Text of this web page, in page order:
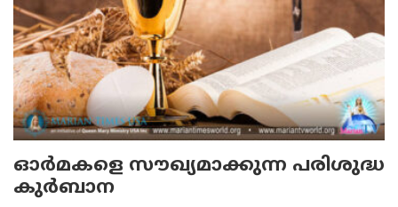
ഓര്‍മകളെ സൗഖ്യമാക്കുന്ന പരിശുദ്ധ
കുര്‍ബാന